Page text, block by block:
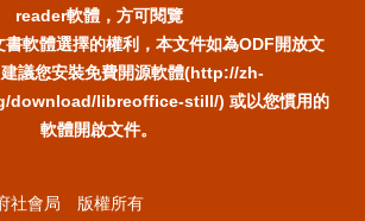
reader軟體，方可閱覽
書軟體選擇的權利，本文件如為ODF開放文
議您安裝免費開源軟體(http://zh-
download/libreoffice-still/) 或以您慣用的
軟體開啟文件。
社會局 版權所有